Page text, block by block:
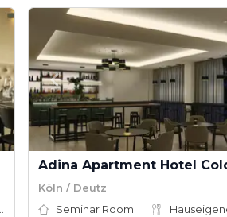
Adina Apartment Hotel
Köln / Deutz
Seminar Room